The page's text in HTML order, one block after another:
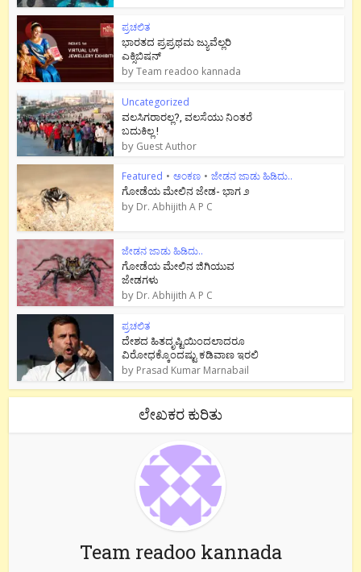
ಪ್ರಚಲಿತ
ಭಾರತದ ಪ್ರಪ್ರಥಮ ಜ್ಯುವೆಲ್ಲರಿ
ಎಕ್ಸಿಬಿಷನ್
byTeam readoo kannada
Uncategorized
ವಲಸಿಗರಾರಲ್ಲ?, ವಲಸೆಯು ನಿಂತರೆ
ಬದುಕಿಲ್ಲ !
by Guest Author
Featured • ಅಂಕಣ • ಜೇಡನ ಜಾಡು ಹಿಡಿದು..
ಗೋಡೆಯ ಮೇಲಿನ ಜೇಡ- ಭಾಗ ೨
by Dr. Abhijith A P C
ಜೇಡನ ಜಾಡು ಹಿಡಿದು..
ಗೋಡೆಯ ಮೇಲಿನ ಜಿಗಿಯುವ
ಜೇಡಗಳು
by Dr. Abhijith A P C
ಪ್ರಚಲಿತ
ದೇಶದ ಹಿತದೃಷ್ಟಿಯಿಂದಲಾದರೂ
ವಿರೋಧಕ್ಕೊಂದಷ್ಟು ಕಡಿವಾಣ ಇರಲಿ
by Prasad Kumar Marnabail
ಲೇಖಕರ ಕುರಿತು
Team readoo kannada